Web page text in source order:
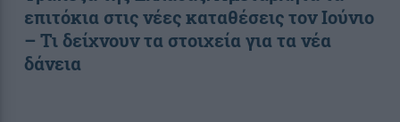
επιτόκια στις νέες καταθέσεις τον Ιούνιο
– Τι δείχνουν τα στοιχεία για τα νέα
δάνεια